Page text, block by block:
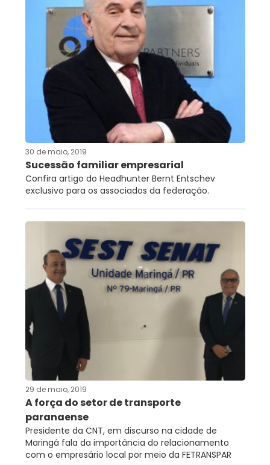
30 de maio, 2019
Sucessão familiar empresarial
Confira artigo do Headhunter Bernt Entschev
exclusivo para os associados da federação.
29 de maio, 2019
A força do setor de transporte
paranaense
Presidente da CNT, em discurso na cidade de
Maringá fala da importância do relacionamento
com o empresário local por meio da FETRANSPAR